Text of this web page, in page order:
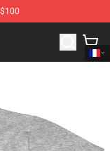
Merchandise Shop